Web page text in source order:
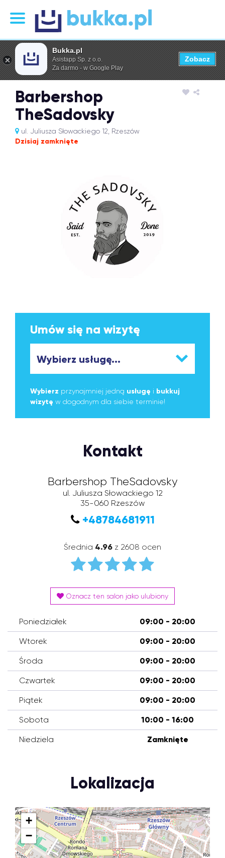
Barbershop
TheSadovsky
ul. Juliusza Słowackiego 12, Rzeszów
Dzisiaj zamknięte
Umów się na wizytę
Wybierz przynajmniej jedną usługę i bukkuj
wizytę w dogodnym dla siebie terminie!
Kontakt
Barbershop TheSadovsky
ul. Juliusza Słowackiego 12
35-060 Rzeszów
+48784681911
Średnia 4.96 z 2608 ocen
Oznacz ten salon jako ulubiony
Poniedziałek 09:00 - 20:00
Wtorek 09:00 - 20:00
Środa 09:00 - 20:00
Czwartek 09:00 - 20:00
Piątek 09:00 - 20:00
Sobota 10:00 - 16:00
Niedziela Zamknięte
Lokalizacja
+
−
Bukka.pl
Asistapp Sp. z o.o.
Za darmo - w Google Play
Zobacz